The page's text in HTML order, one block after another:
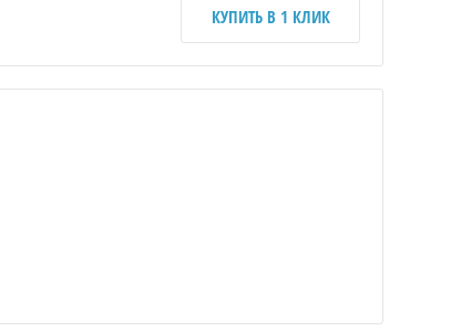
КУПИТЬ В 1 КЛИК